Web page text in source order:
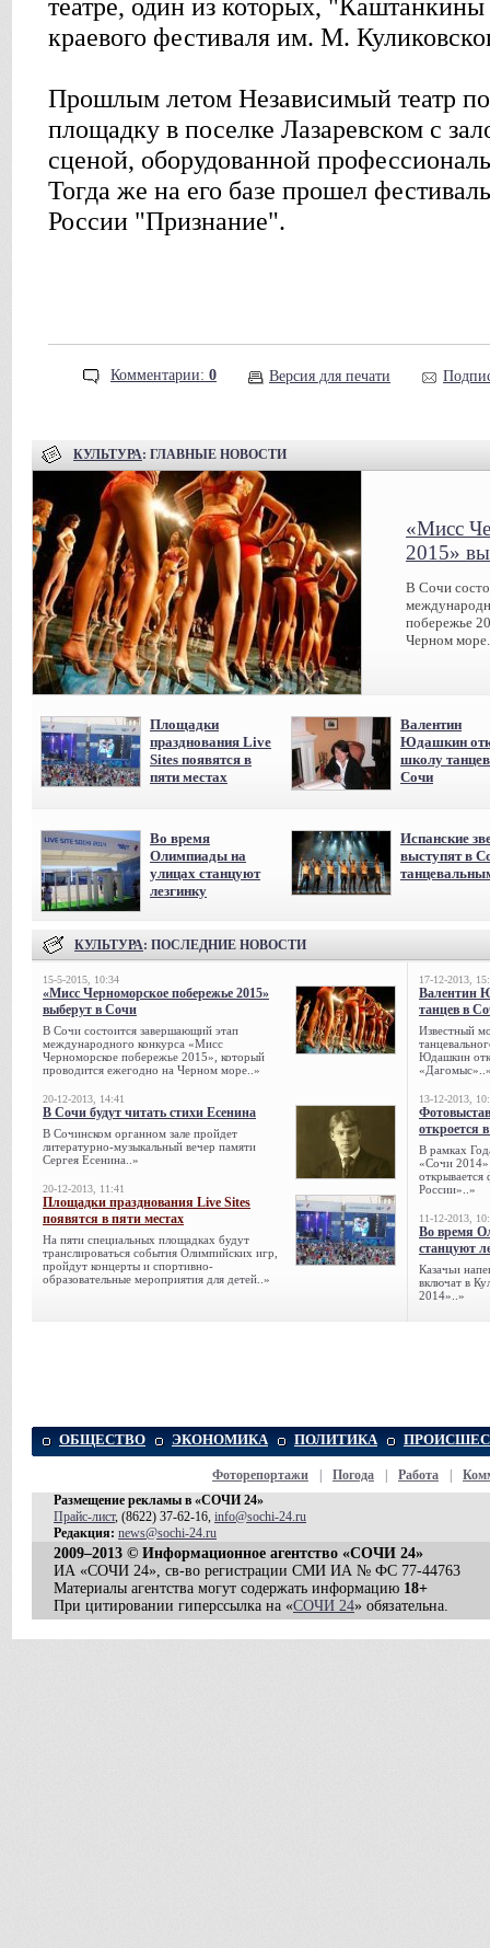
театре, один из которых,
краевого фестиваля им. М.
Прошлым летом Независимый театр
площадку в поселке Лазаревском с
сценой, оборудованной
Тогда же на его базе прошел
России "Признание".
Комментарии: 0 Версия для печати
КУЛЬТУРА: ГЛАВНЫЕ НОВОСТИ
«Мисс
2015»
В Сочи
побережье
Черном
Площадки
празднования Live
Sites появятся в
пяти местах
Валентин
Юдашкин
школу
Сочи
Во время
Олимпиады на
улицах станцуют
лезгинку
Испанские
выступят в
КУЛЬТУРА: ПОСЛЕДНИЕ НОВОСТИ
15-5-2015, 10:34
«Мисс Черноморское побережье 2015»
выберут в Сочи
В Сочи состоится завершающий этап
международного конкурса «Мисс
Черноморское побережье 2015», который
проводится ежегодно на Черном море..»
20-12-2013, 14:41
В Сочи будут читать стихи Есенина
В Сочинском органном зале пройдет
литературно-музыкальный вечер памяти
Сергея Есенина..»
20-12-2013, 11:41
Площадки празднования Live Sites
появятся в пяти местах
На пяти специальных площадках будут
транслироваться события Олимпийских игр,
пройдут концерты и спортивно-
образовательные мероприятия для детей..»
17-12-2013,
Валентин
танцев в
Известный
Юдашкин
13-12-2013,
откроется
В рамках
«Сочи 2014»
открывается
России»..»
11-12-2013,
Во время
станцуют
Казачьи
включат в
2014»..»
ОБЩЕСТВО ЭКОНОМИКА ПОЛИТИКА
Фоторепортажи Погода Работа
Размещение рекламы в «СОЧИ 24»
Прайс-лист, (8622) 37-62-16, info@sochi-24.ru
Редакция: news@sochi-24.ru
2009–2013 © Информационное агентство «СОЧИ 24»
ИА «СОЧИ 24», св-во регистрации СМИ ИА № ФС 77-44763
Материалы агентства могут содержать информацию 18+
При цитировании гиперссылка на «СОЧИ 24» обязательна.